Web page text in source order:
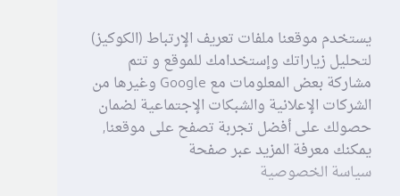
يستخدم موقعنا ملفات تعريف الإرتباط (الكوكيز)
لتحليل زياراتك وإستخدامك للموقع و تتم
مشاركة بعض المعلومات مع Google وغيرها من
الشركات الإعلانية والشبكات الإجتماعية لضمان
حصولك على أفضل تجربة تصفح على موقعنا,
يمكنك معرفة المزيد عبر صفحة
سياسة الخصوصية